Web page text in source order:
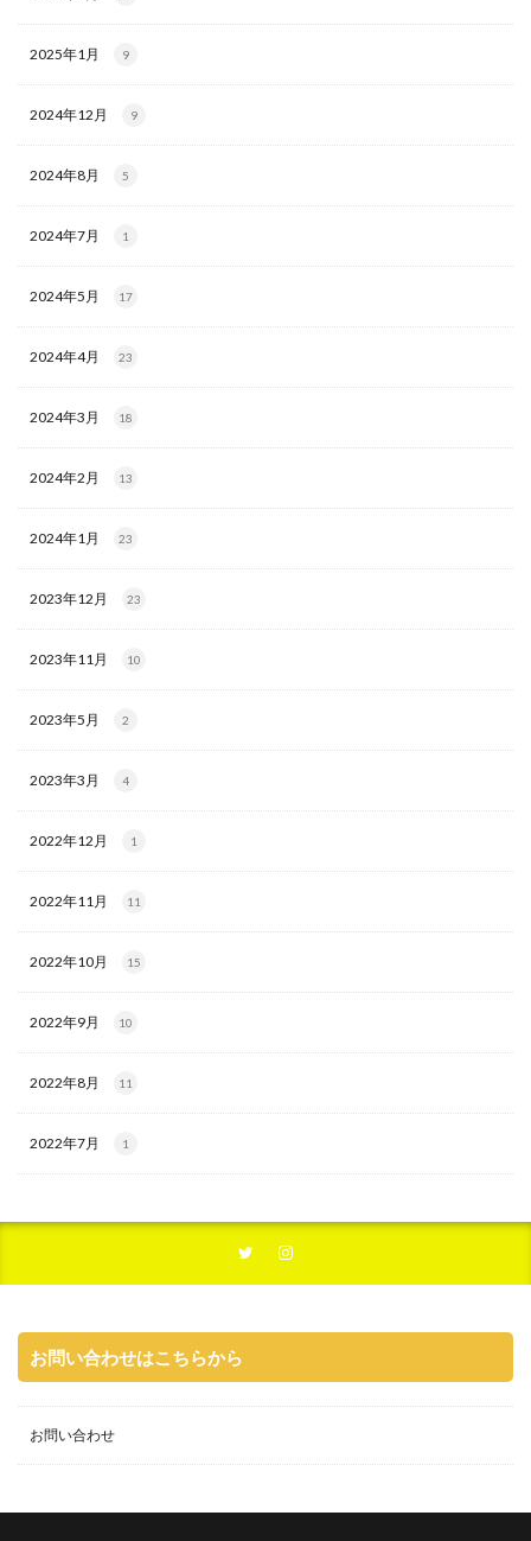
2025年1月 9
2024年12月 9
2024年8月 5
2024年7月 1
2024年5月 17
2024年4月 23
2024年3月 18
2024年2月 13
2024年1月 23
2023年12月 23
2023年11月 10
2023年5月 2
2023年3月 4
2022年12月 1
2022年11月 11
2022年10月 15
2022年9月 10
2022年8月 11
2022年7月 1
お問い合わせはこちらから
お問い合わせ